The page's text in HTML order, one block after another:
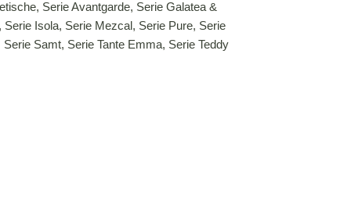
, Serie Avantgarde, Serie Galatea &
Serie Isola, Serie Mezcal, Serie Pure, Serie
Serie Samt, Serie Tante Emma, Serie Teddy